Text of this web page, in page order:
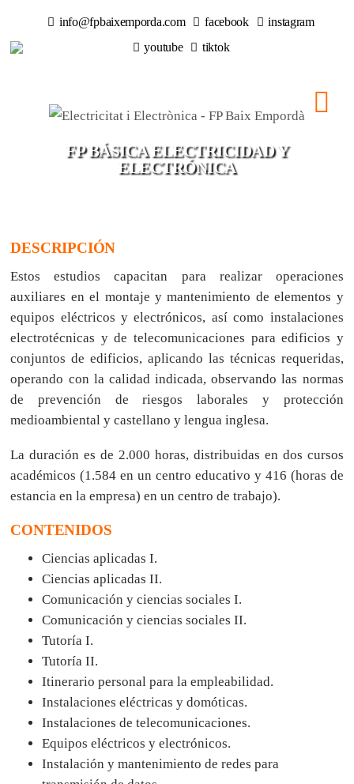
info@fpbaixemporda.com facebook
instagram
youtube
tiktok
FP BÁSICA ELECTRICIDAD Y
ELECTRÓNICA
DESCRIPCIÓN
Estos estudios capacitan para realizar operaciones
auxiliares en el montaje y mantenimiento de elementos y
equipos eléctricos y electrónicos, así como instalaciones
electrotécnicas y de telecomunicaciones para edificios y
conjuntos de edificios, aplicando las técnicas requeridas,
operando con la calidad indicada, observando las normas
de prevención de riesgos laborales y protección
medioambiental y castellano y lengua inglesa.
La duración es de 2.000 horas, distribuidas en dos cursos
académicos (1.584 en un centro educativo y 416 (horas de
estancia en la empresa) en un centro de trabajo).
CONTENIDOS
Ciencias aplicadas I.
Ciencias aplicadas II.
Comunicación y ciencias sociales I.
Comunicación y ciencias sociales II.
Tutoría I.
Tutoría II.
Itinerario personal para la empleabilidad.
Instalaciones eléctricas y domóticas.
Instalaciones de telecomunicaciones.
Equipos eléctricos y electrónicos.
Instalación y mantenimiento de redes para